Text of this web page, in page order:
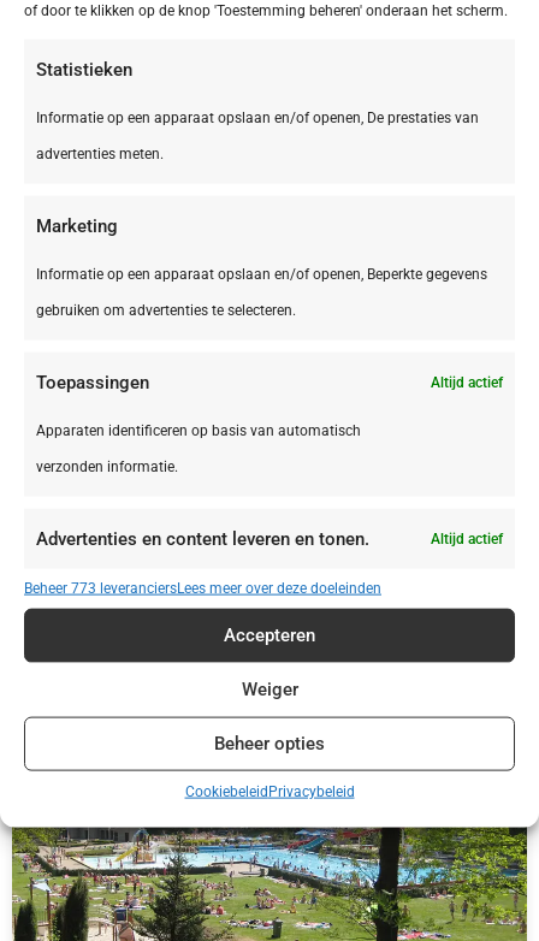
of door te klikken op de knop 'Toestemming beheren' onderaan het scherm.
Statistieken
Informatie op een apparaat opslaan en/of openen, De prestaties van
advertenties meten.
Marketing
Informatie op een apparaat opslaan en/of openen, Beperkte gegevens
gebruiken om advertenties te selecteren.
Toepassingen Altijd actief
Apparaten identificeren op basis van automatisch
verzonden informatie.
Advertenties en content leveren en tonen. Altijd actief
Beheer 773 leveranciersLees meer over deze doeleinden
Accepteren
Weiger
Beheer opties
CookiebeleidPrivacybeleid
Le Marche San Costanzo Camping Mar y Sierra
€ 415,00